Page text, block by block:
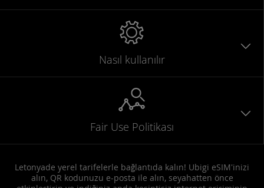
Nasıl kullanılır
Fair Use Politikası
Letonyade yerel tarifelerle bağlantıda kalın! Ubigi eSIM'inizi
alın, QR kodunuzu e-posta ile alın, seyahatten önce